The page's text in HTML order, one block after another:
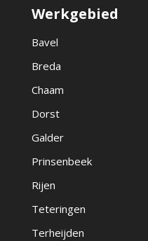
Werkgebied
Bavel
Breda
Chaam
Dorst
Galder
Prinsenbeek
Rijen
Teteringen
Terheijden